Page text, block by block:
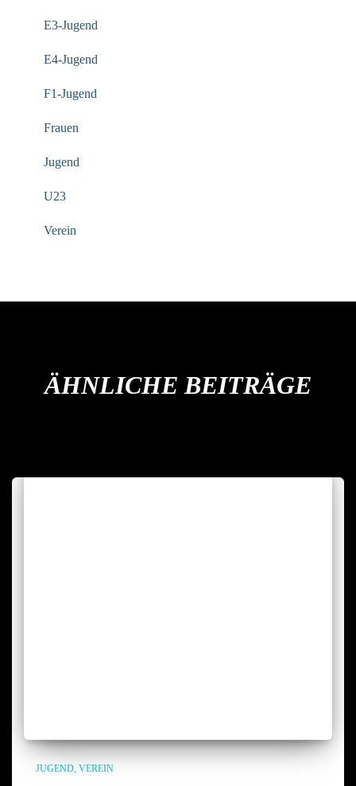
E3-Jugend
E4-Jugend
F1-Jugend
Frauen
Jugend
U23
Verein
ÄHNLICHE BEITRÄGE
JUGEND VEREIN